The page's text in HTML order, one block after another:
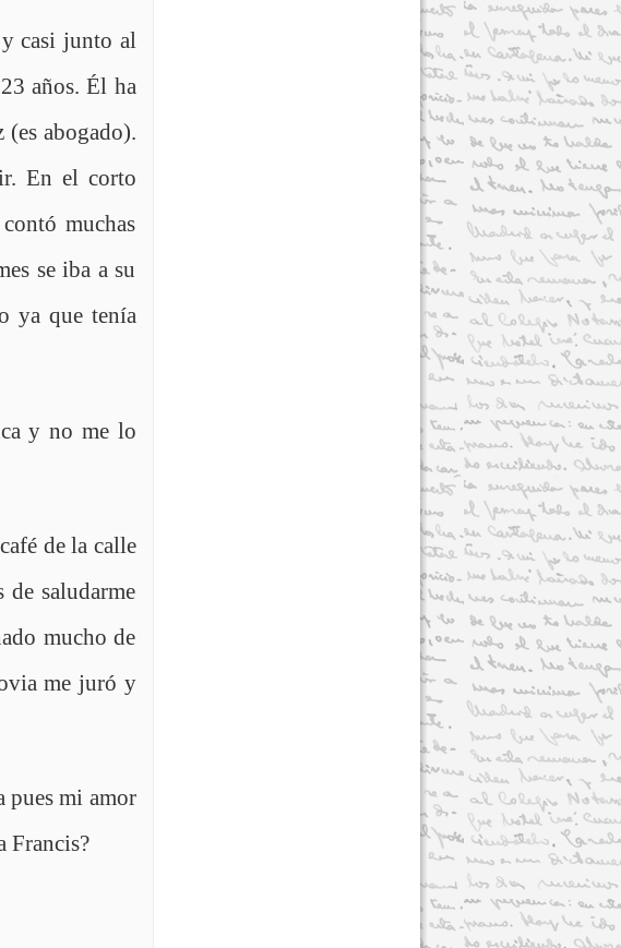
casi junto al
años. Él ha
abogado).
En el corto
muchas
se iba a su
ya que tenía
y no me lo
de la calle
saludarme
mucho de
me juró y
pues mi amor
Francis?